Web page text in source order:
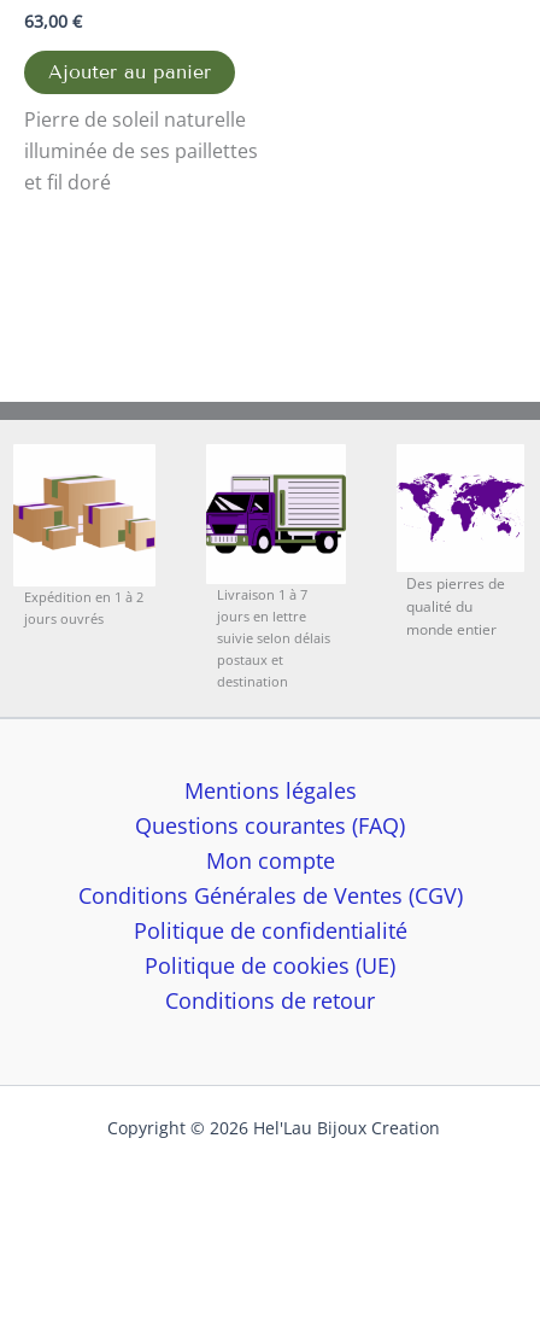
63,00 €
Ajouter au panier
Pierre de soleil naturelle
illuminée de ses paillettes
et fil doré
Expédition en 1 à 2
jours ouvrés
Livraison 1 à 7
jours en lettre
suivie selon délais
postaux et
destination
Des pierres de
qualité du
monde entier
Mentions légales
Questions courantes (FAQ)
Mon compte
Conditions Générales de Ventes (CGV)
Politique de confidentialité
Politique de cookies (UE)
Conditions de retour
Copyright © 2026 Hel'Lau Bijoux Creation